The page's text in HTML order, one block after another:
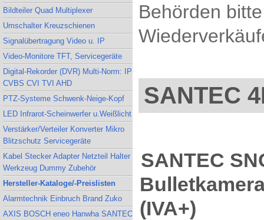
Bildteiler Quad Multiplexer
Umschalter Kreuzschienen
Signalübertragung Video u. IP
Video-Monitore TFT, Servicegeräte
Digital-Rekorder (DVR) Multi-Norm: IP
CVBS CVI TVI AHD
PTZ-Systeme Schwenk-Neige-Kopf
LED Infrarot-Scheinwerfer u.Weißlicht
Verstärker/Verteiler Konverter Mikro
Blitzschutz Servicegeräte
Kabel Stecker Adapter Netzteil Halter
Werkzeug Dummy Zubehör
Hersteller-Kataloge/-Preislisten
Alarmtechnik Einbruch Brand Zuko
AXIS BOSCH eneo Hanwha SANTEC
Behörden
SANTEC
SANTEC
(IVA+)